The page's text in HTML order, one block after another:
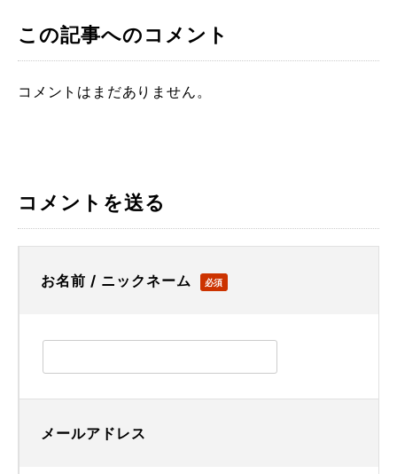
この記事へのコメント
コメントはまだありません。
コメントを送る
お名前 / ニックネーム 必須
メールアドレス